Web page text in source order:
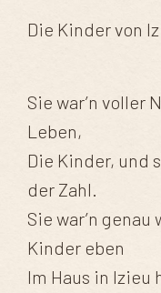
Die Kinder von
Sie war’n voller
Leben,
Die Kinder, und
der Zahl.
Sie war’n genau
Kinder eben
Im Haus in Izieu